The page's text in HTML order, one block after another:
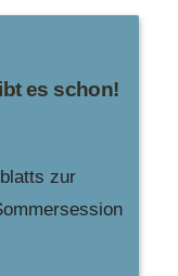
es schon!
zur